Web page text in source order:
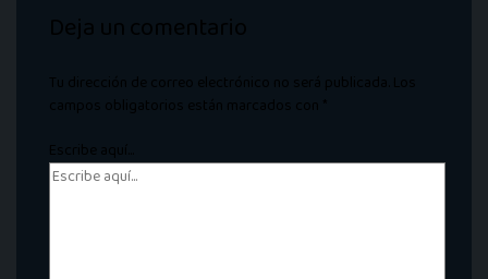
Deja un comentario
Tu dirección de correo electrónico no será publicada. Los
campos obligatorios están marcados con *
Escribe aquí...